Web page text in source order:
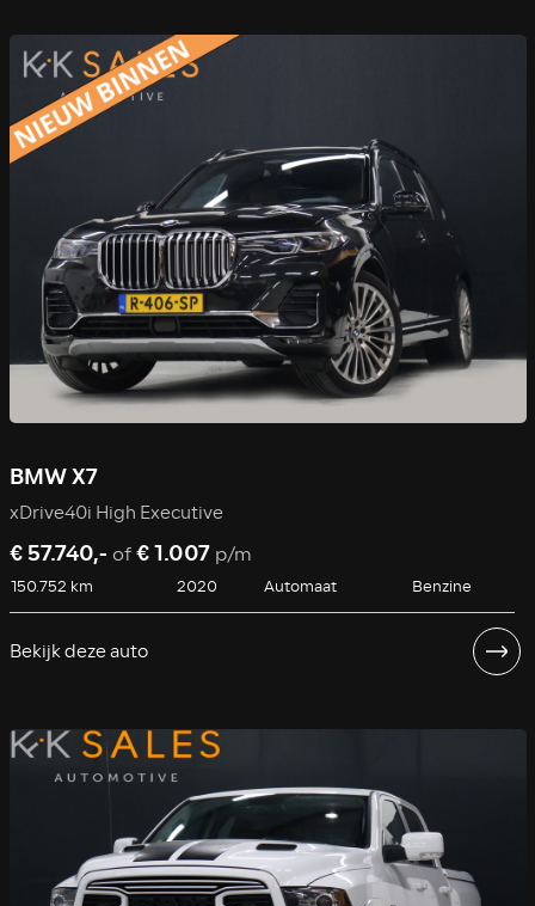
BMW X7
xDrive40i High Executive
€ 57.740,- of€ 1.007 p/m
150.752 km 2020 Automaat Benzine
Bekijk deze auto